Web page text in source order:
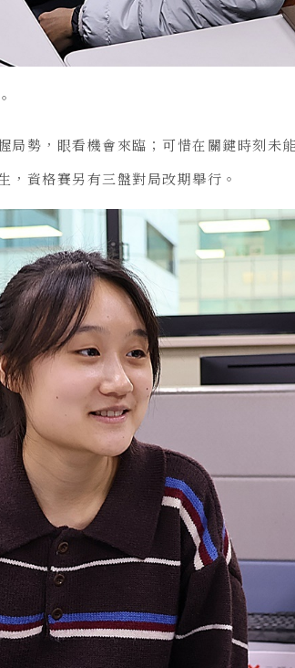
局勢，眼看機會來臨；可惜在關鍵時刻未
，資格賽另有三盤對局改期舉行。